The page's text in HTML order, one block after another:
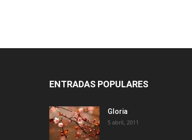
ENTRADAS POPULARES
Gloria
5 abril, 2011